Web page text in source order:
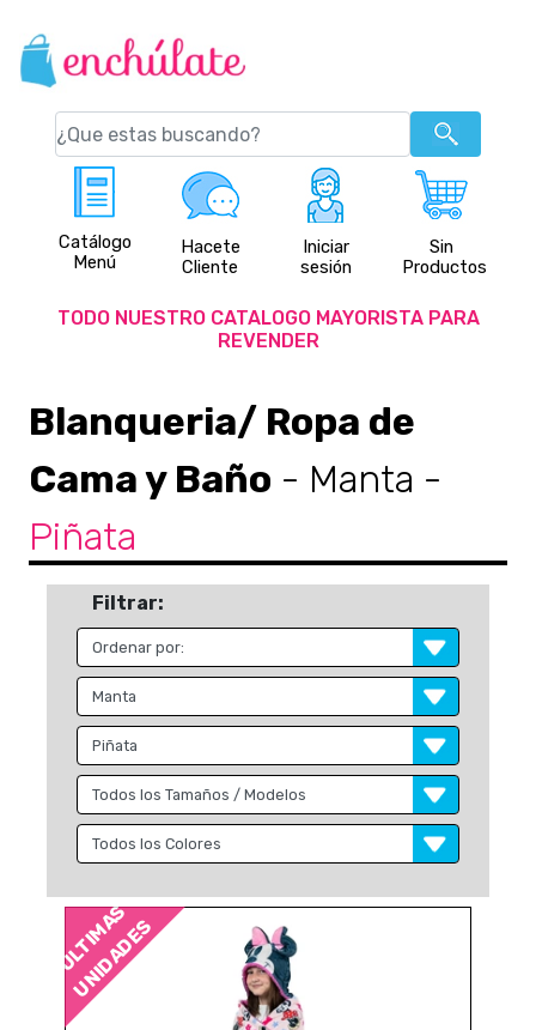
Catálogo
Menú
Hacete
Cliente
Iniciar
sesión
Sin
Productos
TODO NUESTRO CATALOGO MAYORISTA PARA
REVENDER
Blanqueria/ Ropa de
Cama y Baño - Manta -
Piñata
Filtrar:
ÚLTIMAS
UNIDADES